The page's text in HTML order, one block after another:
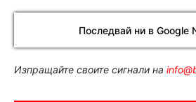
Последвай ни в Google
Изпращайте своите сигнали на